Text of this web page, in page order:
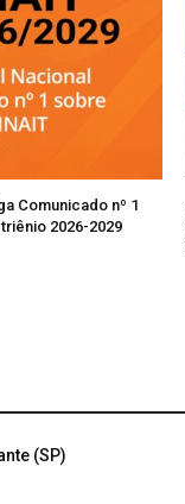
Comunicado nº 1
2026-2029
(SP)